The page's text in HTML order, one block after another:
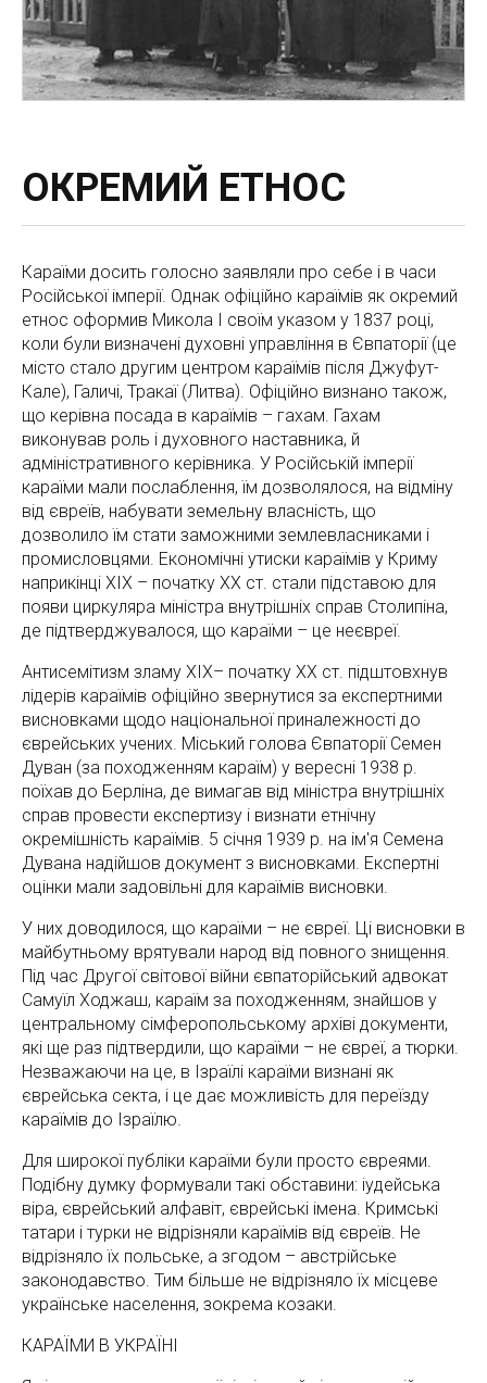
ОКРЕМИЙ ЕТНОС
Караїми досить голосно заявляли про себе і в часи
Російської імперії. Однак офіційно караїмів як окремий
етнос оформив Микола I своїм указом у 1837 році,
коли були визначені духовні управління в Євпаторії (це
місто стало другим центром караїмів після Джуфут-
Кале), Галичі, Тракаї (Литва). Офіційно визнано також,
що керівна посада в караїмів – гахам. Гахам
виконував роль і духовного наставника, й
адміністративного керівника. У Російській імперії
караїми мали послаблення, їм дозволялося, на відміну
від євреїв, набувати земельну власність, що
дозволило їм стати заможними землевласниками і
промисловцями. Економічні утиски караїмів у Криму
наприкінці ХІХ – початку ХХ ст. стали підставою для
появи циркуляра міністра внутрішніх справ Столипіна,
де підтверджувалося, що караїми – це неєвреї.
Антисемітизм зламу ХІХ– початку ХХ ст. підштовхнув
лідерів караїмів офіційно звернутися за експертними
висновками щодо національної приналежності до
єврейських учених. Міський голова Євпаторії Семен
Дуван (за походженням караїм) у вересні 1938 р.
поїхав до Берліна, де вимагав від міністра внутрішніх
справ провести експертизу і визнати етнічну
окремішність караїмів. 5 січня 1939 р. на ім'я Семена
Дувана надійшов документ з висновками. Експертні
оцінки мали задовільні для караїмів висновки.
У них доводилося, що караїми – не євреї. Ці висновки в
майбутньому врятували народ від повного знищення.
Під час Другої світової війни євпаторійський адвокат
Самуїл Ходжаш, караїм за походженням, знайшов у
центральному сімферопольському архіві документи,
які ще раз підтвердили, що караїми – не євреї, а тюрки.
Незважаючи на це, в Ізраїлі караїми визнані як
єврейська секта, і це дає можливість для переїзду
караїмів до Ізраїлю.
Для широкої публіки караїми були просто євреями.
Подібну думку формували такі обставини: іудейська
віра, єврейський алфавіт, єврейські імена. Кримські
татари і турки не відрізняли караїмів від євреїв. Не
відрізняло їх польське, а згодом – австрійське
законодавство. Тим більше не відрізняло їх місцеве
українське населення, зокрема козаки.
КАРАЇМИ В УКРАЇНІ